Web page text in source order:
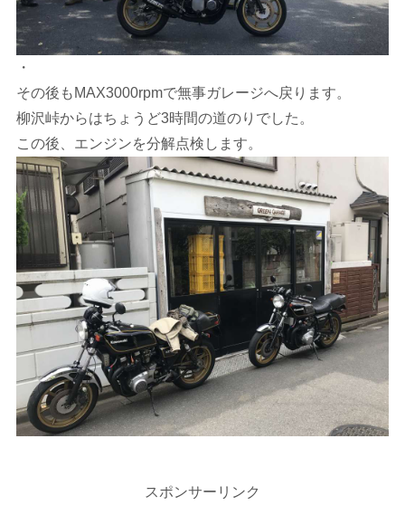
・
その後もMAX3000rpmで無事ガレージへ戻ります。
柳沢峠からはちょうど3時間の道のりでした。
この後、エンジンを分解点検します。
スポンサーリンク